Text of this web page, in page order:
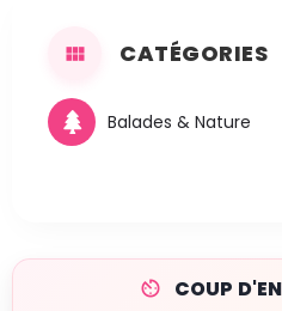
CATÉGORIES
Balades & Nature
COUP